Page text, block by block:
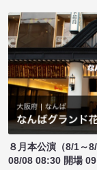
８月本公演（8/1～8/
08/08 08:30 開場